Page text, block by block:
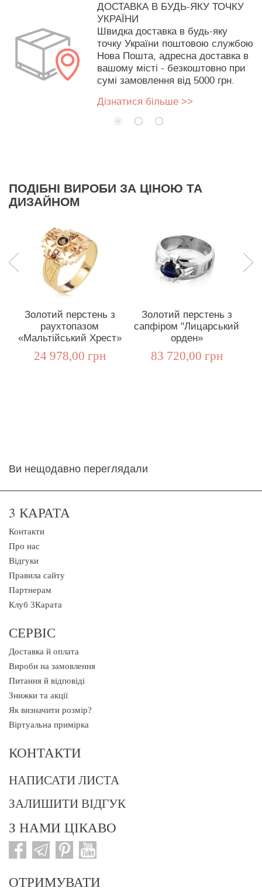
ДОСТАВКА В БУДЬ-ЯКУ ТОЧКУ
УКРАЇНИ
Швидка доставка в будь-яку
точку України поштовою службою
Нова Пошта, адресна доставка в
вашому місті - безкоштовно при
сумі замовлення від 5000 грн.
Дізнатися більше >>
ПОДІБНІ ВИРОБИ ЗА ЦІНОЮ ТА
ДИЗАЙНОМ
Золотий перстень з
раухтопазом
«Мальтійський Хрест»
24 978,00 грн
Золотий перстень з
сапфіром "Лицарський
орден»
83 720,00 грн
Ви нещодавно переглядали
3 КАРАТА
Контакти
Про нас
Відгуки
Правила сайту
Партнерам
Клуб 3Карата
СЕРВІС
Доставка й оплата
Вироби на замовлення
Питання й відповіді
Знижки та акції
Як визначити розмір?
Віртуальна примірка
КОНТАКТИ
НАПИСАТИ ЛИСТА
ЗАЛИШИТИ ВІДГУК
З НАМИ ЦІКАВО
ОТРИМУВАТИ